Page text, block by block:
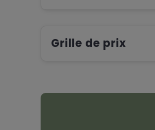
Grille de prix